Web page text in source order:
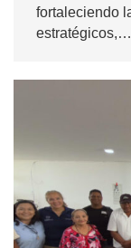
fortaleciendo
estratégicos,…